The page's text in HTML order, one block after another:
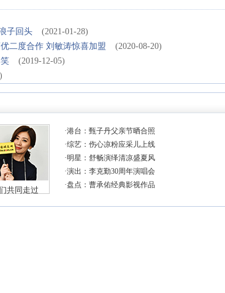
子回头
(2021-01-28)
二度合作 刘敏涛惊喜加盟
(2020-08-20)
(2019-12-05)